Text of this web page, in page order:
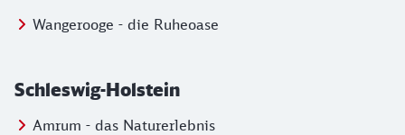
Wangerooge - die Ruheoase
Schleswig-Holstein
Amrum - das Naturerlebnis